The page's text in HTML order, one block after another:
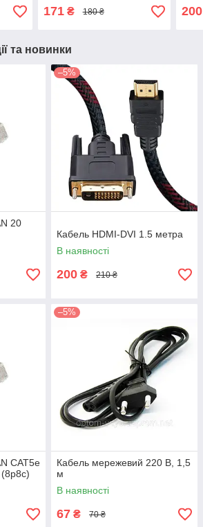
171₴ 180 ₴ 200
та новинки
20
–5%
Кабель HDMI-DVI 1.5 метра
В наявності
200 ₴ 210 ₴
CAT5е
–5%
Кабель мережевий 220 В, 1,5
м
В наявності
67 ₴ 70 ₴